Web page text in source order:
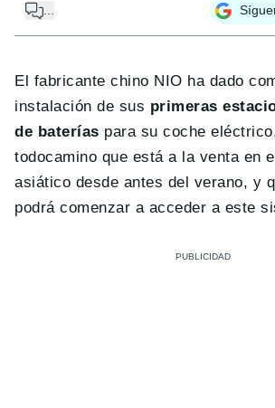
...
El fabricante chino NIO ha dado
instalación de sus primeras
de baterías para su coche
todocamino que está a la venta en
asiático desde antes del verano, y
podrá comenzar a acceder a este